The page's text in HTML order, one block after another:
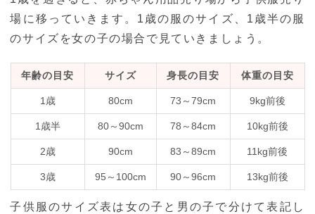
場に移っていきます。1歳の服のサイズ、1歳半の服
のサイズを女の子の場合で見ていきましょう。
年齢の目安 サイズ 身長の目安 体重の目安
1歳 80cm 73～79cm 9kg前後
1歳半 80～90cm 78～84cm 10kg前後
2歳 90cm 83～89cm 11kg前後
3歳 95～100cm 90～96cm 13kg前後
子供服のサイズ表は女の子と男の子で分けて表記し